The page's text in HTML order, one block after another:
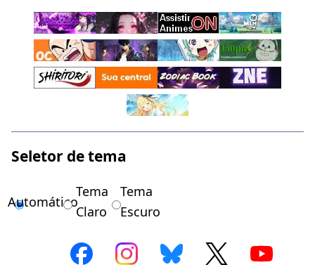
Seletor de tema
Automático
Tema
Claro
Tema
Escuro